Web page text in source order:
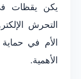
يكن يقظات
التحرش
الأم في حماية
الأهمية.